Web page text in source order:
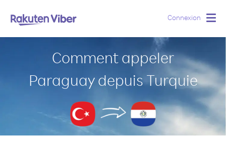
Connexion
Comment appeler
Paraguay depuis Turquie